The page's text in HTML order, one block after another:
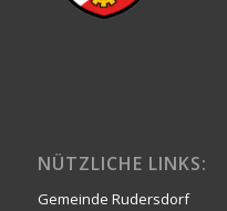
NÜTZLICHE LINKS:
Gemeinde Rudersdorf